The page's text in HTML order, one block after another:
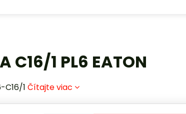
C16/1 PL6 EATON
C16/1 Čítajte viac